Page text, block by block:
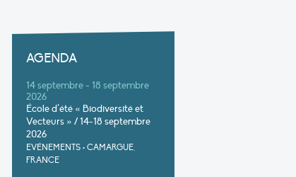
AGENDA
14 septembre - 18 septembre
2026
École d’été « Biodiversité et
Vecteurs » / 14-18 septembre
2026
EVÉNEMENTS • CAMARGUE,
FRANCE